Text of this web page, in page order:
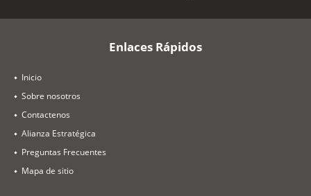
Enlaces Rápidos
Inicio
Sobre nosotros
Contactenos
Alianza Estratégica
Preguntas Frecuentes
Mapa de sitio